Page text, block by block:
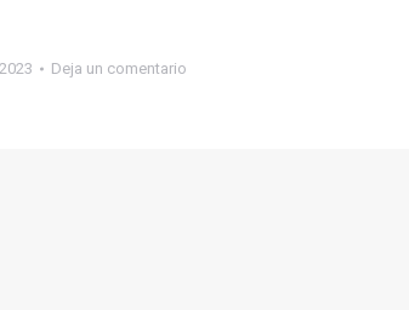
Deja un comentario